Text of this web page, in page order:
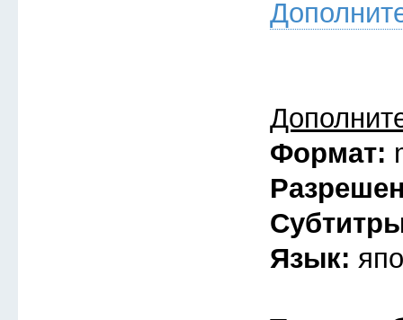
Формат:
Язык: